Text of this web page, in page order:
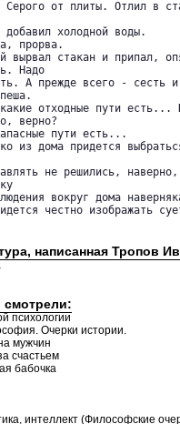
Серого от плиты. Отлил в
добавил холодной воды.
прорва.
вырвал стакан и припал,
Надо
А прежде всего - сесть
отходные пути есть...
верно?
пути есть...
из дома придется
не решились,
вокруг дома
честно изображать
написанная Тропов
смотрели:
психологии
Очерки истории.
мужчин
счастьем
бабочка
интеллект (Философские